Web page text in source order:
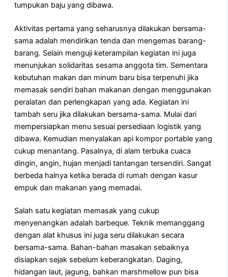
tumpukan baju yang dibawa.
Aktivitas pertama yang seharusnya dilakukan bersama-
sama adalah mendirikan tenda dan mengemas barang-
barang. Selain menguji keterampilan kegiatan ini juga
menunjukan solidaritas sesama anggota tim. Sementara
kebutuhan makan dan minum baru bisa terpenuhi jika
memasak sendiri bahan makanan dengan menggunakan
peralatan dan perlengkapan yang ada. Kegiatan ini
tambah seru jika dilakukan bersama-sama. Mulai dari
mempersiapkan menu sesuai persediaan logistik yang
dibawa. Kemudian menyalakan api kompor portable yang
cukup menantang. Pasalnya, di alam terbuka cuaca
dingin, angin, hujan menjadi tantangan tersendiri. Sangat
berbeda halnya ketika berada di rumah dengan kasur
empuk dan makanan yang memadai.
Salah satu kegiatan memasak yang cukup
menyenangkan adalah barbeque. Teknik memanggang
dengan alat khusus ini juga seru dilakukan secara
bersama-sama. Bahan-bahan masakan sebaiknya
disiapkan sejak sebelum keberangkatan. Daging,
hidangan laut, jagung, bahkan marshmellow pun bisa